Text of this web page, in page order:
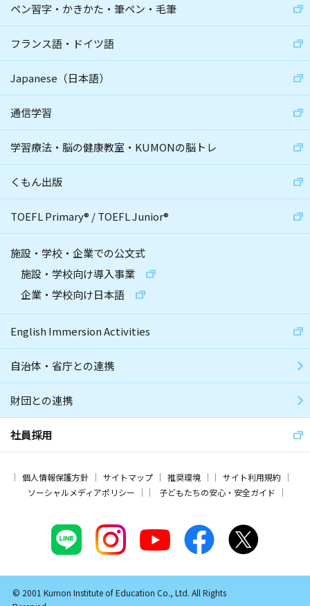
ペン習字・かきかた・筆ペン・毛筆
フランス語・ドイツ語
Japanese（日本語）
通信学習
学習療法・脳の健康教室・KUMONの脳トレ
くもん出版
TOEFL Primary® /TOEFL Junior®
施設・学校・企業での公文式
施設・学校向け導入事業
企業・学校向け日本語
English Immersion Activities
自治体・省庁との連携
財団との連携
社員採用
個人情報保護方針 サイトマップ 推奨環境
サイト利用規約
ソーシャルメディアポリシー
子どもたちの安心・安全ガイド
© 2001 Kumon Institute of Education Co., Ltd. All Rights